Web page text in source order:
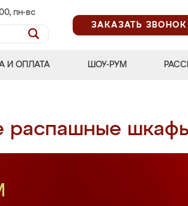
пн-вс
ЗАКАЗАТЬ ЗВОНОК
И ОПЛАТА ШОУ-РУМ
распашные